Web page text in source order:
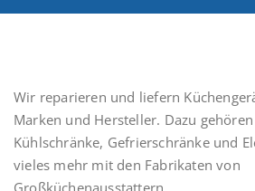
Wir reparieren und liefern
Marken und Hersteller. Dazu
Kühlschränke, Gefrierschränke und
vieles mehr mit den Fabrikaten von
Großküchenausstattern